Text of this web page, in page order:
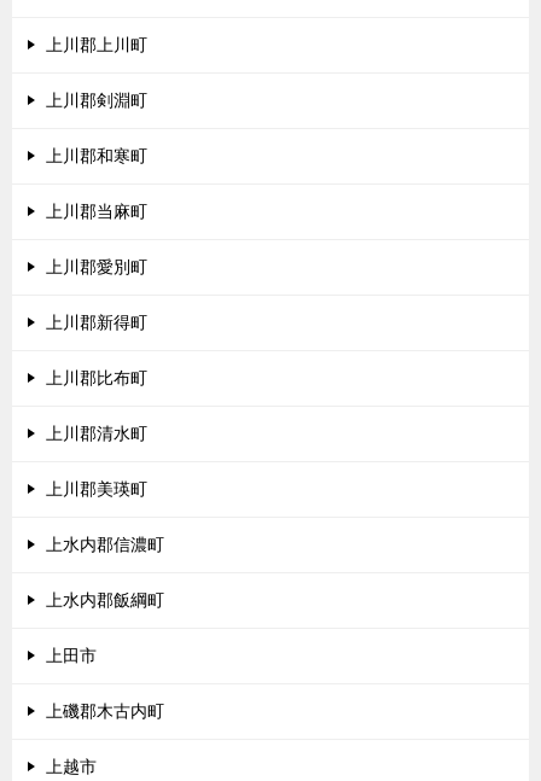
上川郡上川町
上川郡剣淵町
上川郡和寒町
上川郡当麻町
上川郡愛別町
上川郡新得町
上川郡比布町
上川郡清水町
上川郡美瑛町
上水内郡信濃町
上水内郡飯綱町
上田市
上磯郡木古内町
上越市